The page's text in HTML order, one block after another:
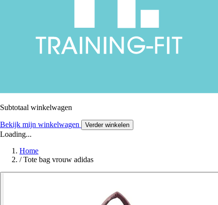
Subtotaal winkelwagen
Bekijk mijn winkelwagen Verder winkelen
Loading...
Home
/ Tote bag vrouw adidas